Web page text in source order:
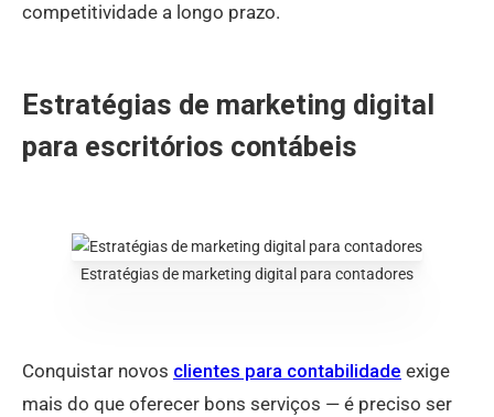
competitividade a longo prazo.
Estratégias de marketing digital
para escritórios contábeis
Estratégias de marketing digital para contadores
Conquistar novos clientes para contabilidade exige
mais do que oferecer bons serviços — é preciso ser